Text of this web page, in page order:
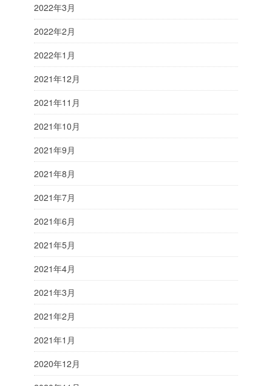
2022年3月
2022年2月
2022年1月
2021年12月
2021年11月
2021年10月
2021年9月
2021年8月
2021年7月
2021年6月
2021年5月
2021年4月
2021年3月
2021年2月
2021年1月
2020年12月